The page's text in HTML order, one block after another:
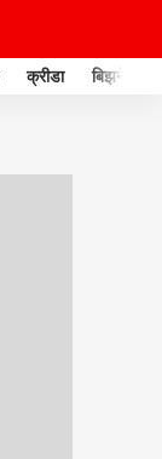
क्रीडा बिझनेस